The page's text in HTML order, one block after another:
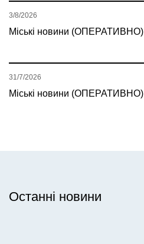
Міські новини (ОПЕРАТИВНО)
3/8/2026
Міські новини (ОПЕРАТИВНО)
31/7/2026
Останні новини